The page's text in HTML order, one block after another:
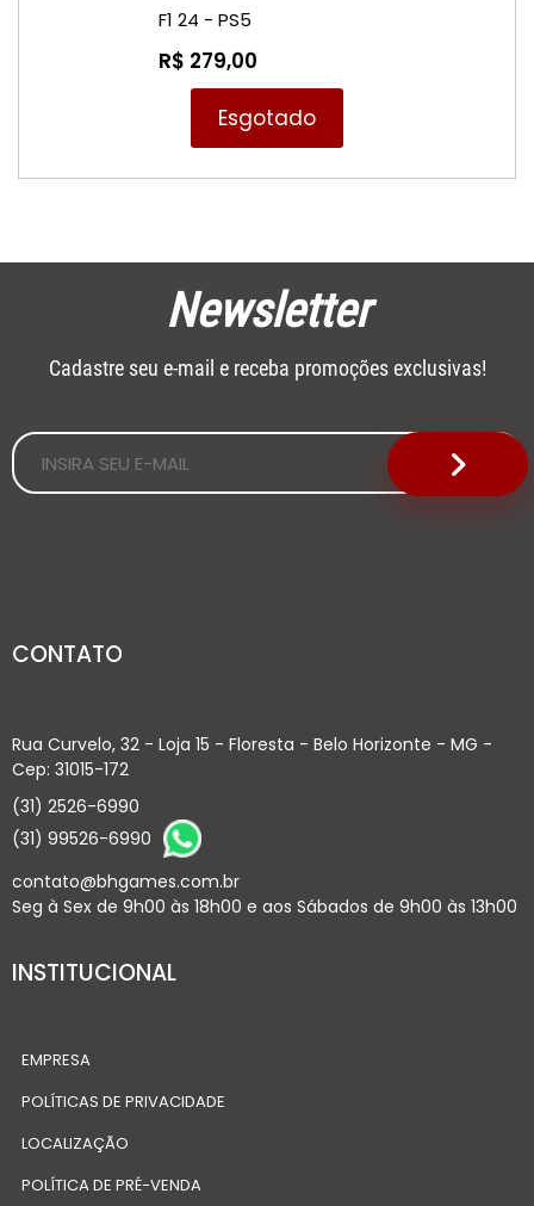
F1 24 - PS5
R$ 279,00
Esgotado
Newsletter
Cadastre seu e-mail e receba promoções exclusivas!
CONTATO
Rua Curvelo, 32 - Loja 15 - Floresta - Belo Horizonte - MG -
Cep: 31015-172
(31) 2526-6990
(31) 99526-6990
contato@bhgames.com.br
Seg à Sex de 9h00 às 18h00 e aos Sábados de 9h00 às 13h00
INSTITUCIONAL
EMPRESA
POLÍTICAS DE PRIVACIDADE
LOCALIZAÇÃO
POLÍTICA DE PRÉ-VENDA